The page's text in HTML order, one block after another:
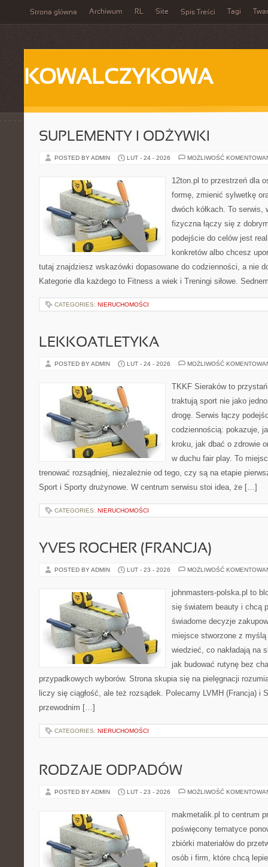
Strona główna Archiwum RL Site Spis Treści Tagi
KOWALCZYKOWA
SUPLEMENTY I ODŻYWKI
POSTED BY ADMIN LUT - 24 - 2026 MOŻLIWOŚĆ
12ton.pl to przestrzeń dla
formę, zmienić sylwetkę
dwóch kółkach. To
fizyczna łączy się z
podejście do celów jest
konkretów albo chcesz
tutaj znajdziesz wskazówki dopasowane do codzienności, a nie
Kategorie dla każdego to Fitness a wiek i Treningi siłowe.
CATEGORIES: NIERUCHOMOŚCI
LEKKOATLETYKA
POSTED BY ADMIN LUT - 24 - 2026 MOŻLIWOŚĆ
TKKF Sieraków to
traktują sport nie jako
drogę. Serwis łączy
codziennością: pokazuje,
kroku, jak dbać o zdrowie
w duchu fair play. To
trenować rozsądniej, niezależnie od tego, czy są na etapie
Sport i Sporty drużynowe. W centrum serwisu stoi idea, że […]
CATEGORIES: NIERUCHOMOŚCI
YVES ROCHER (FRANCJA)
POSTED BY ADMIN LUT - 23 - 2026 MOŻLIWOŚĆ
johnmasters-polska.pl to
się światem beauty i chcą
świadome decyzje
miejsce stworzone z
wiedzieć, co nakładają na
jak budować rutynę bez
przypadkowych wyborów. Strona skupia się na pielęgnacji
liczy się ciągłość, ale też rozsądek. Polecamy LVMH (Francja) i
przewodnim […]
CATEGORIES: NIERUCHOMOŚCI
RODZAJE ODPADÓW
POSTED BY ADMIN LUT - 23 - 2026 MOŻLIWOŚĆ
makmetalik.pl to centrum
poświęcony tematyce
zbiórki materiałów do
osób i firm, które chcą